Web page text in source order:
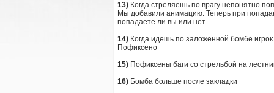
13) Когда стреляешь по врагу непонятно
Мы добавили анимацию. Теперь при
попадаете ли вы или нет
14) Когда идешь по заложенной бомбе
Пофиксено
15) Пофиксены баги со стрельбой на
16) Бомба больше после закладки